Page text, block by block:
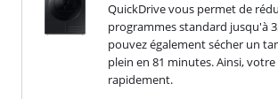
QuickDrive vous permet de
programmes standard jusqu'à
pouvez également sécher un
plein en 81 minutes. Ainsi, votre
rapidement.